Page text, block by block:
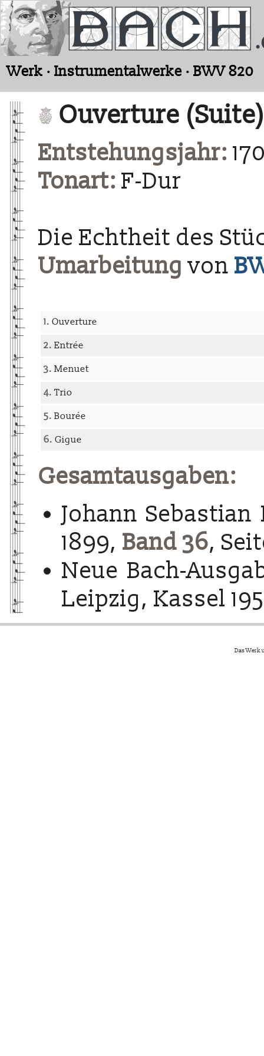
Werk · Instrumentalwerke · BWV 820
Ouverture
Entstehungsjahr:
Tonart: F-Dur
Die Echtheit des
Umarbeitung von
1. Ouverture
2. Entrée
3. Menuet
4. Trio
5. Bourée
6. Gigue
Gesamtausgaben:
Johann Sebastian
1899, Band 36,
Neue Bach-
Leipzig, Kassel
Das Werk